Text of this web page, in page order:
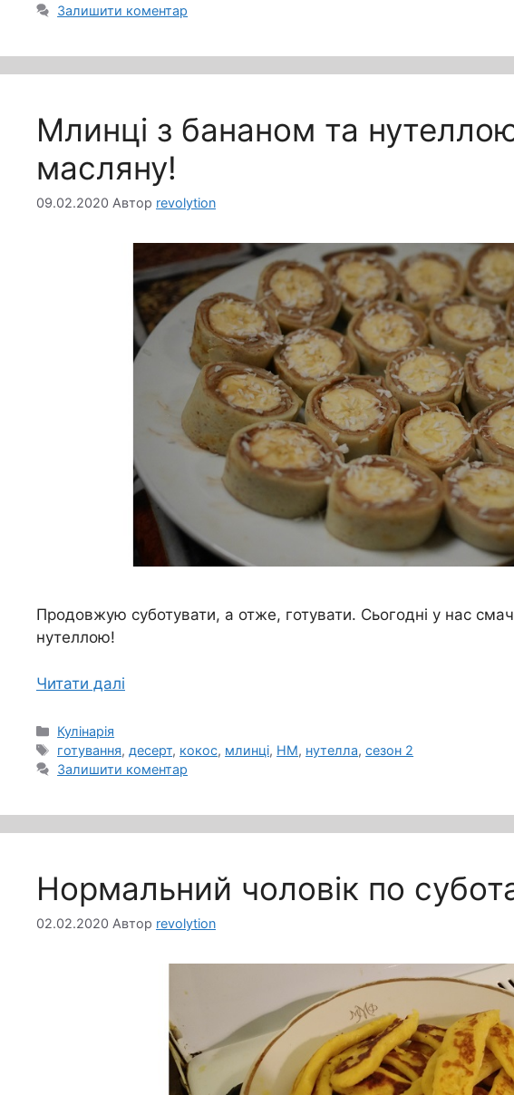
Залишити коментар
Млинці з бананом та
масляну!
09.02.2020 Автор revolytion
Продовжую суботувати, а отже, готувати. Сьогодні у нас
нутеллою!
Читати далі
Категорії
Кулінарія
Позначки
готування, десерт, кокос, млинці, НМ, нутелла,сезон 2
Залишити коментар
Нормальний чоловік по
02.02.2020 Автор revolytion